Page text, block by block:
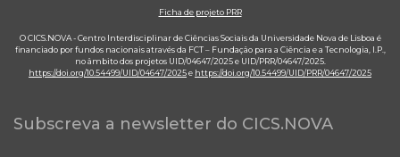
Ficha de projeto PRR
O CICS.NOVA - Centro Interdisciplinar de Ciências Sociais da Universidade Nova de Lisboa é
financiado por fundos nacionais através da FCT – Fundação para a Ciência e a Tecnologia, I.P.,
no âmbito dos projetos UID/04647/2025 e UID/PRR/04647/2025.
https://doi.org/10.54499/UID/04647/2025e https://doi.org/10.54499/UID/PRR/04647/2025
Subscreva a newsletter do CICS.NOVA